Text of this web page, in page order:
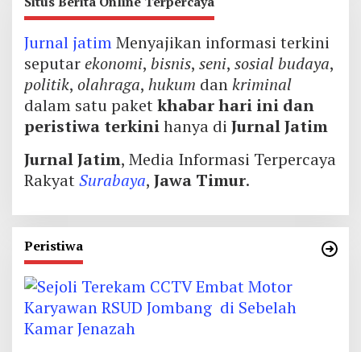
Jurnal jatimMenyajikan informasi terkini
seputarekonomi, bisnis, seni, sosial budaya,
politik, olahraga, hukum dankriminal
dalam satu paketkhabar hari ini dan
peristiwa terkinihanya di Jurnal Jatim
Jurnal Jatim, Media Informasi Terpercaya
RakyatSurabaya, Jawa Timur.
Peristiwa